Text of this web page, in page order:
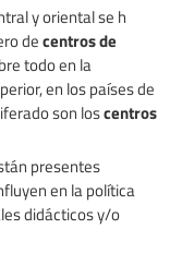
y oriental se h
de centros de
todo en la
en los países de
son loscentros
presentes
en la política
didácticos y/o